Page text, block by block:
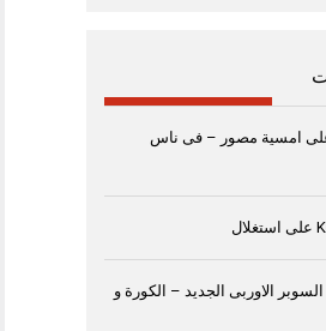
امسية مصور – فى ناس
على استغلال
الاوربى الجديد – الكورة و